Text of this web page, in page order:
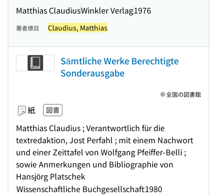
Matthias ClaudiusWinkler Verlag1976
著者標目 Claudius, Matthias
Sämtliche Werke Berechtigte
Sonderausgabe
紙 図書
Matthias Claudius ; Verantwortlich für die
textredaktion, Jost Perfahl ; mit einem Nachwort
und einer Zeittafel von Wolfgang Pfeiffer-Belli ;
sowie Anmerkungen und Bibliographie von
Hansjörg Platschek
Wissenschaftliche Buchgesellschaft1980
全国の図書館